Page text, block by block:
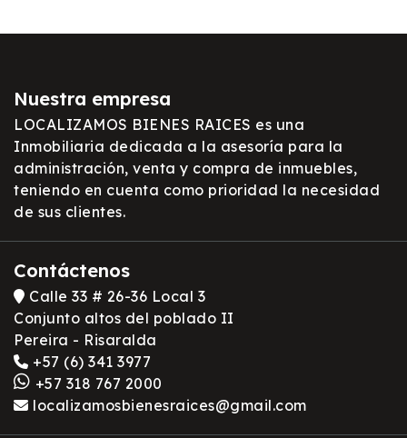
Nuestra empresa
LOCALIZAMOS BIENES RAICES es una
Inmobiliaria dedicada a la asesoría para la
administración, venta y compra de inmuebles,
teniendo en cuenta como prioridad la necesidad
de sus clientes.
Contáctenos
Calle 33 # 26-36 Local 3
Conjunto altos del poblado II
Pereira - Risaralda
+57 (6) 341 3977
+57 318 767 2000
localizamosbienesraices@gmail.com